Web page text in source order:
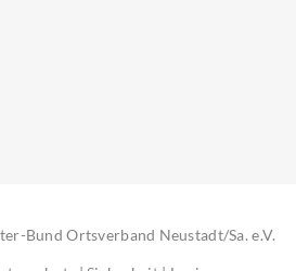
Bund Ortsverband Neustadt/Sa. e.V.